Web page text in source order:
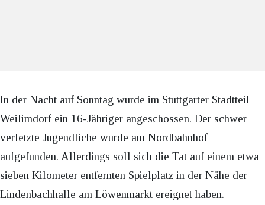
In der Nacht auf Sonntag wurde im Stuttgarter Stadtteil
Weilimdorf ein 16-Jähriger angeschossen. Der schwer
verletzte Jugendliche wurde am Nordbahnhof
aufgefunden. Allerdings soll sich die Tat auf einem etwa
sieben Kilometer entfernten Spielplatz in der Nähe der
Lindenbachhalle am Löwenmarkt ereignet haben.